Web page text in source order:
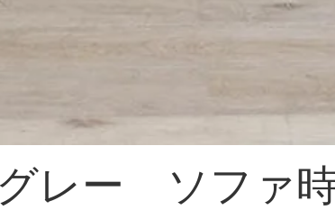
グレー ソファ